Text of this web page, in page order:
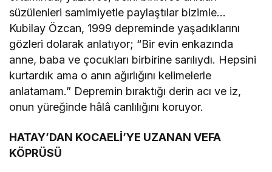
süzülenleri samimiyetle paylaştılar bizimle…
Kubilay Özcan, 1999 depreminde yaşadıklarını
gözleri dolarak anlatıyor; “Bir evin enkazında
anne, baba ve çocukları birbirine sarılıydı. Hepsini
kurtardık ama o anın ağırlığını kelimelerle
anlatamam.” Depremin bıraktığı derin acı ve iz,
onun yüreğinde hâlâ canlılığını koruyor.
HATAY’DAN KOCAELİ’YE UZANAN VEFA
KÖPRÜSÜ